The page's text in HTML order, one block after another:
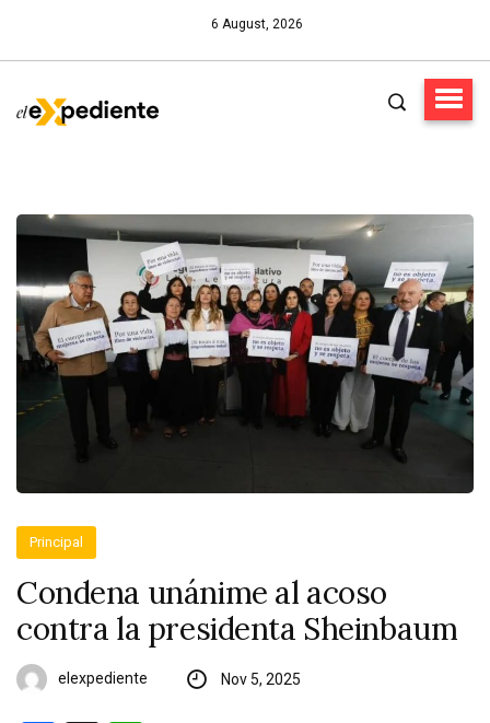
6 August, 2026
Principal
Condena unánime al acoso
contra la presidenta Sheinbaum
elexpediente Nov 5, 2025